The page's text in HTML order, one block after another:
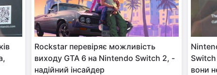
Rockstar перевіряє можливість
виходу GTA 6 на Nintendo Switch 2, -
надійний інсайдер
вони